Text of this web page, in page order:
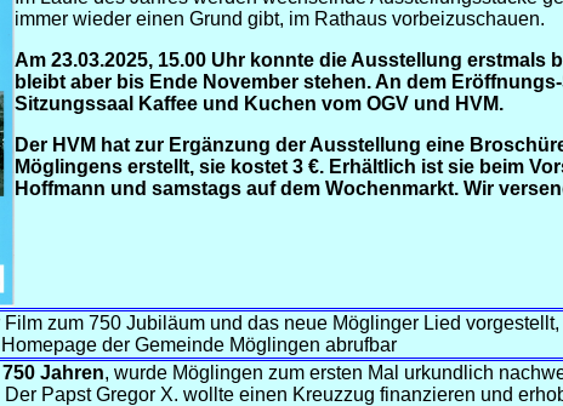
immer wieder einen Grund gibt, im Rathaus vorbeizuschauen.
Am 23.03.2025, 15.00 Uhr konnte die Ausstellung erstmals
bleibt aber bis Ende November stehen. An dem
Sitzungssaal Kaffee und Kuchen vom OGV und HVM.
Der HVM hat zur Ergänzung der Ausstellung eine
Möglingens erstellt, sie kostet 3 €. Erhältlich ist sie beim
Hoffmann und samstags auf dem Wochenmarkt. Wir
zum 750 Jubiläum und das neue Möglinger Lied
der Gemeinde Möglingen abrufbar
Jahren, wurde Möglingen zum ersten Mal urkundlich
Der Papst Gregor X. wollte einen Kreuzzug finanzieren und